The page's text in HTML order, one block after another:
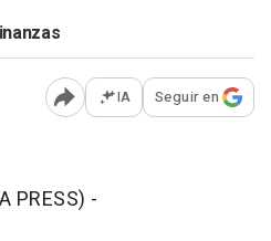
Abrir opciones para
IA Seguir en
PRESS) -